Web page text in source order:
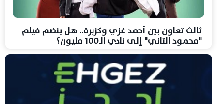
ثالث تعاون بين أحمد غزي وكزبرة.. هل ينضم فيلم
"محمود التاني" إلى نادي الـ100 مليون؟